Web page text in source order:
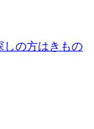
しの方はきもの